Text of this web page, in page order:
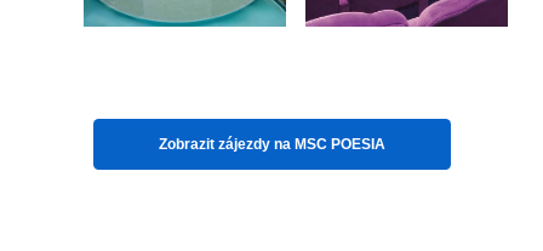
Zobrazit zájezdy na MSC POESIA